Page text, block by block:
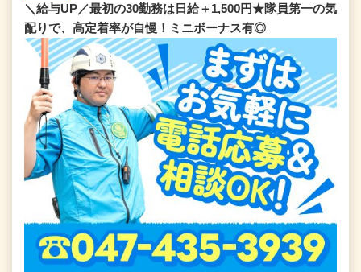
＼給与UP／最初の30勤務は日給＋1,500円★隊員第一の気
配りで、高定着率が自慢！ミニボーナス有◎